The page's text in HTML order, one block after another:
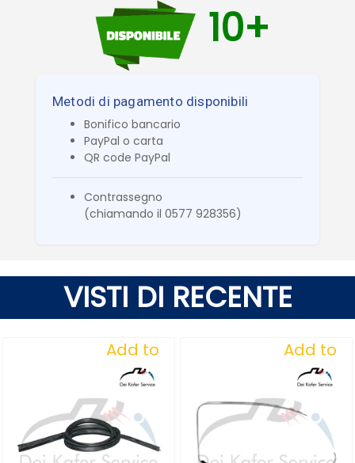
10+
Metodi di pagamento disponibili
Bonifico bancario
PayPal o carta
QR code PayPal
Contrassegno
(chiamando il 0577 928356)
VISTI DI RECENTE
Add to
Wishlist
Add to
Wishlist